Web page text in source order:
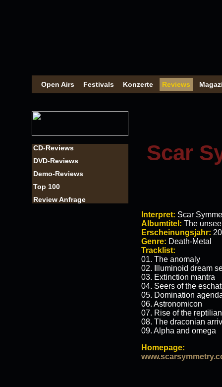
Open Airs Festivals Konzerte Reviews
CD-Reviews
DVD-Reviews
Demo-Reviews
Top 100
Review Anfrage
Scar
Interpret: Scar
Albumtitel: The
Erscheinungsjahr:
Genre: Death-Metal
Tracklist:
01. The anomaly
02. Illuminoid dream
03. Extinction mantra
04. Seers of the
05. Domination
06. Astronomicon
07. Rise of the
08. The draconian
09. Alpha and omega
Homepage: